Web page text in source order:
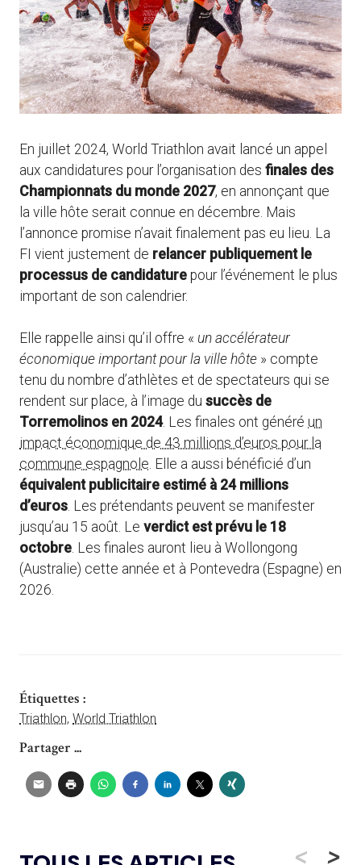
En juillet 2024, World Triathlon avait lancé un appel
aux candidatures pour l’organisation des finales des
Championnats du monde 2027, en annonçant que
la ville hôte serait connue en décembre. Mais
l’annonce promise n’avait finalement pas eu lieu. La
FI vient justement de relancer publiquement le
processus de candidature pour l’événement le plus
important de son calendrier.
Elle rappelle ainsi qu’il offre « un accélérateur
économique important pour la ville hôte » compte
tenu du nombre d’athlètes et de spectateurs qui se
rendent sur place, à l’image du succès de
Torremolinos en 2024. Les finales ont généré un
impact économique de 43 millions d’euros pour la
commune espagnole. Elle a aussi bénéficié d’un
équivalent publicitaire estimé à 24 millions
d’euros. Les prétendants peuvent se manifester
jusqu’au 15 août. Le verdict est prévu le 18
octobre. Les finales auront lieu à Wollongong
(Australie) cette année et à Pontevedra (Espagne) en
2026.
Étiquettes :
Triathlon, World Triathlon
Partager ...
< >